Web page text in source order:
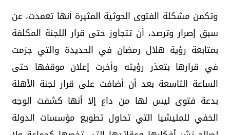
وتكمن مشكلة الفتوى الحوثية المثيرة أنها تعمدت، عن
سبق إصرار وترصد، أن تتجاوز حتى قرار اللجنة المكلفة
بمتابعة رؤية هلال رمضان في الحديدة والتي جزمت
في قرارها بتعذر رؤيته وأخرت إعلان موقفها حتى
الساعة التاسعة بعد أن أضافت على قرار لجنة الأهلة
بدعة فتوى ليس لها من داع إلا أنها كشفت الوجه
الخفي للمليشيا التي تحاول تطويع مؤسسات الدولة